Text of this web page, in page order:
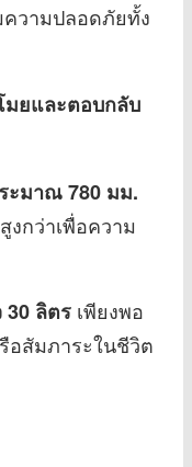
ความปลอดภัยทั้ง
ยและตอบกลับ
ะมาณ 780 มม.
กว่าเพื่อความ
30 ลิตร เพียงพอ
อสัมภาระในชีวิต